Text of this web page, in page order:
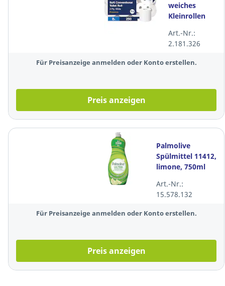
weiches
Kleinrollen
Weiß T4 3-
lagig, 8
Rollen
Art.-Nr.:
2.181.326
Für Preisanzeige anmelden oder Konto erstellen.
Preis anzeigen
Palmolive
Spülmittel 11412,
limone, 750ml
Art.-Nr.:
15.578.132
Für Preisanzeige anmelden oder Konto erstellen.
Preis anzeigen